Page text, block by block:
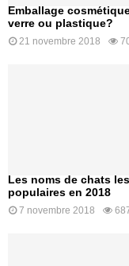
Emballage
verre ou plastique?
21 novembre 2018
Les noms de chats
populaires en 2018
7 novembre 2018